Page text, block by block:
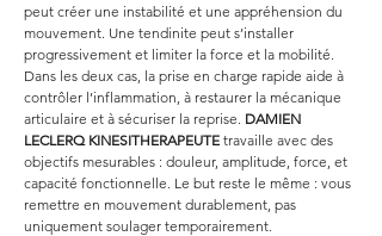
peut créer une instabilité et une appréhension du
mouvement. Une tendinite peut s’installer
progressivement et limiter la force et la mobilité.
Dans les deux cas, la prise en charge rapide aide à
contrôler l’inflammation, à restaurer la mécanique
articulaire et à sécuriser la reprise. DAMIEN
LECLERQ KINESITHERAPEUTE travaille avec des
objectifs mesurables : douleur, amplitude, force, et
capacité fonctionnelle. Le but reste le même : vous
remettre en mouvement durablement, pas
uniquement soulager temporairement.